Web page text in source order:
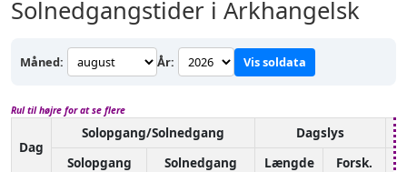
Solnedgangstider i Arkhangelsk
Måned: År: Vis soldata
Rul til højre for at se flere
Dag
Solopgang/Solnedgang Dagslys
Solopgang
Solnedgang Længde
Forsk.